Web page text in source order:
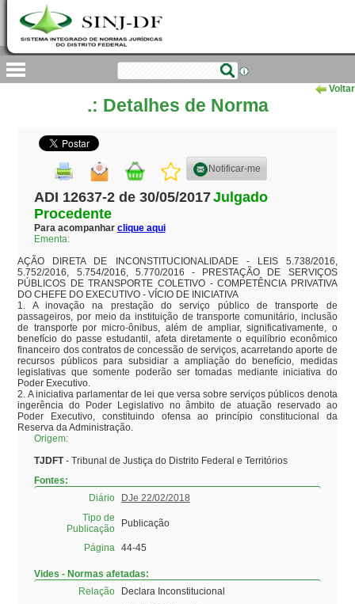
Voltar
.: Detalhes de Norma
Notificar-me
ADI 12637-2 de 30/05/2017Julgado
Procedente
Para acompanhar clique aqui
Ementa:
AÇÃO DIRETA DE INCONSTITUCIONALIDADE - LEIS 5.738/2016,
5.752/2016, 5.754/2016, 5.770/2016 - PRESTAÇÃO DE SERVIÇOS
PÚBLICOS DE TRANSPORTE COLETIVO - COMPETÊNCIA PRIVATIVA
DO CHEFE DO EXECUTIVO - VÍCIO DE INICIATIVA
1. A inovação na prestação do serviço público de transporte de
passageiros, por meio da instituição de transporte comunitário, inclusão
de transporte por micro-ônibus, além de ampliar, significativamente, o
benefício do passe estudantil, afeta diretamente o equilíbrio econômico
financeiro dos contratos de concessão de serviços, acarretando aporte de
recursos públicos para subsidiar a ampliação do benefício, medidas
legislativas que somente poderão ser tomadas mediante iniciativa do
Poder Executivo.
2. A iniciativa parlamentar de lei que versa sobre serviços públicos denota
ingerência do Poder Legislativo no âmbito de atuação reservado ao
Poder Executivo, constituindo ofensa ao princípio constitucional da
Reserva da Administração.
Origem:
TJDFT- Tribunal de Justiça do Distrito Federal e Territórios
Fontes:
Diário
DJe 22/02/2018
Tipo de
Publicação
Publicação
Página 44-45
Vides - Normas afetadas:
Relação
Declara Inconstitucional